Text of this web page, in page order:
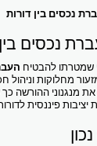
נכסים בין דורות
נכסים
שמטרתו להבטיח
מחלוקות
את מנגנוני ההורשה
פיננסית